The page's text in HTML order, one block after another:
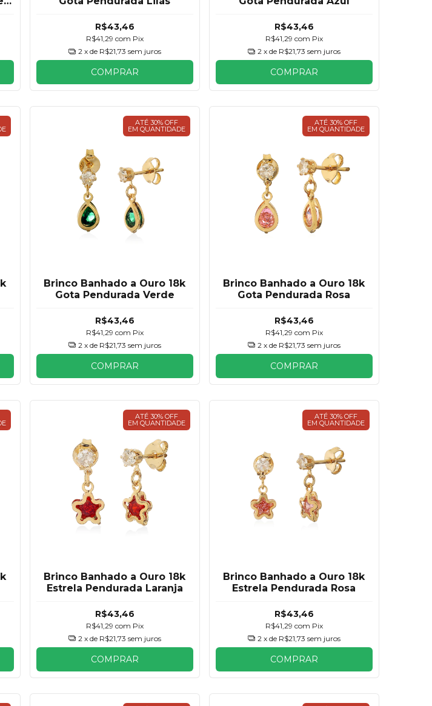
R$43,46
R$41,29 com Pix
2 x de R$21,73 sem juros
COMPRAR
R$43,46
R$41,29 com Pix
2 x de R$21,73 sem juros
COMPRAR
ATÉ 30% OFF
EM QUANTIDADE
Brinco Banhado a Ouro 18k
Gota Pendurada Verde
R$43,46
R$41,29 com Pix
2 x de R$21,73 sem juros
COMPRAR
ATÉ 30% OFF
EM QUANTIDADE
Brinco Banhado a Ouro 18k
Gota Pendurada Rosa
R$43,46
R$41,29 com Pix
2 x de R$21,73 sem juros
COMPRAR
ATÉ 30% OFF
EM QUANTIDADE
Brinco Banhado a Ouro 18k
Estrela Pendurada Laranja
R$43,46
R$41,29 com Pix
2 x de R$21,73 sem juros
COMPRAR
ATÉ 30% OFF
EM QUANTIDADE
Brinco Banhado a Ouro 18k
Estrela Pendurada Rosa
R$43,46
R$41,29 com Pix
2 x de R$21,73 sem juros
COMPRAR